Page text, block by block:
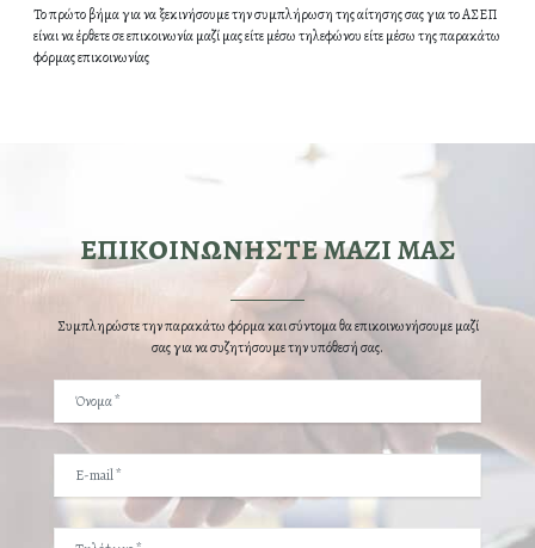
Το πρώτο βήμα για να ξεκινήσουμε την συμπλήρωση της αίτησης σας για το ΑΣΕΠ
είναι να έρθετε σε επικοινωνία μαζί μας είτε μέσω τηλεφώνου είτε μέσω της παρακάτω
φόρμας επικοινωνίας
ΕΠΙΚΟΙΝΩΝΗΣΤΕ ΜΑΖΙ ΜΑΣ
Συμπληρώστε την παρακάτω φόρμα και σύντομα θα επικοινωνήσουμε μαζί
σας για να συζητήσουμε την υπόθεσή σας.